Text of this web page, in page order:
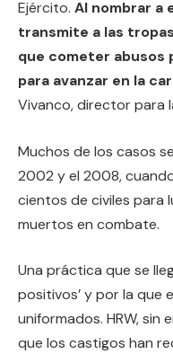
Ejército. Al nombrar a
transmite a las
que cometer abusos
para avanzar en la
Vivanco, director para
Muchos de los casos
2002 y el 2008,
cientos de civiles para
muertos en combate.
Una práctica que se
positivos’ y por la que
uniformados. HRW, sin
que los castigos han